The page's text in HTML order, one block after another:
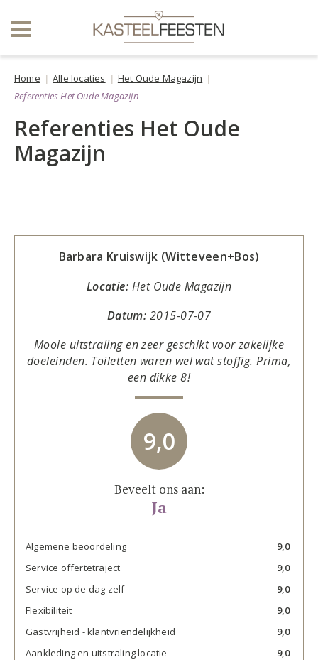
Home Alle locaties
Het Oude Magazijn
Referenties Het Oude Magazijn
Referenties Het Oude
Magazijn
Barbara Kruiswijk (Witteveen+Bos)
Locatie: Het Oude Magazijn
Datum: 2015-07-07
Mooie uitstraling en zeer geschikt voor zakelijke
doeleinden. Toiletten waren wel wat stoffig. Prima,
een dikke 8!
9,0
Beveelt ons aan:
Ja
Algemene beoordeling
9,0
Service offertetraject
9,0
Service op de dag zelf
9,0
Flexibiliteit
9,0
Gastvrijheid - klantvriendelijkheid
9,0
Aankleding en uitstraling locatie
9,0